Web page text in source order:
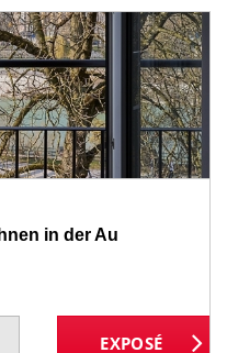
in der Au